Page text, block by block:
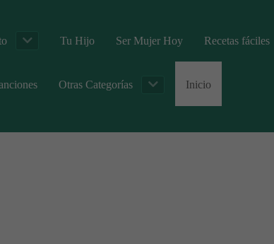
Tu Hijo Ser Mujer Hoy Recetas fáciles
Otras Categorías Inicio